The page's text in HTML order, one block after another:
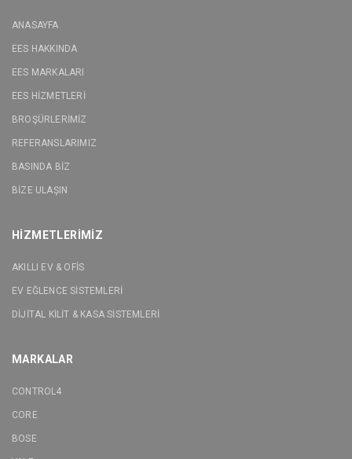
ANASAYFA
EES HAKKINDA
EES MARKALARI
EES HİZMETLERİ
BROŞÜRLERİMİZ
REFERANSLARIMIZ
BASINDA BİZ
BİZE ULAŞIN
HİZMETLERİMİZ
AKILLI EV & OFİS
EV EĞLENCE SİSTEMLERİ
DİJİTAL KİLİT & KASA SİSTEMLERİ
MARKALAR
CONTROL4
CORE
BOSE